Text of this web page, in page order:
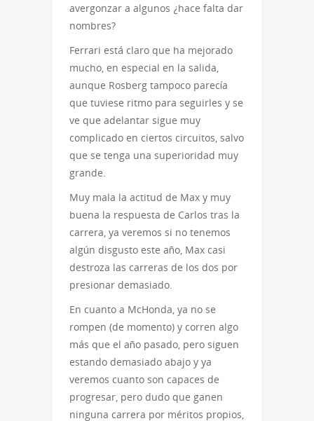
avergonzar a algunos ¿hace falta dar
nombres?
Ferrari está claro que ha mejorado
mucho, en especial en la salida,
aunque Rosberg tampoco parecía
que tuviese ritmo para seguirles y se
ve que adelantar sigue muy
complicado en ciertos circuitos, salvo
que se tenga una superioridad muy
grande.
Muy mala la actitud de Max y muy
buena la respuesta de Carlos tras la
carrera, ya veremos si no tenemos
algún disgusto este año, Max casi
destroza las carreras de los dos por
presionar demasiado.
En cuanto a McHonda, ya no se
rompen (de momento) y corren algo
más que el año pasado, pero siguen
estando demasiado abajo y ya
veremos cuanto son capaces de
progresar, pero dudo que ganen
ninguna carrera por méritos propios,